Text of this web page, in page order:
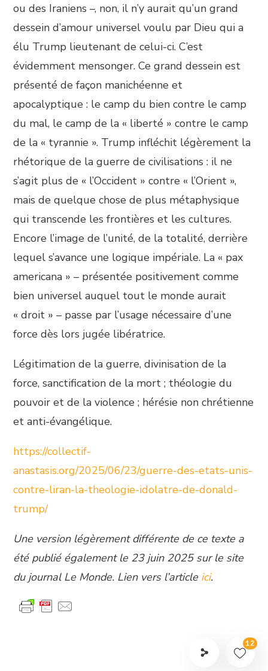
ou des Iraniens –, non, il n’y aurait qu’un grand
dessein d’amour universel voulu par Dieu qui a
élu Trump lieutenant de celui-ci. C’est
évidemment mensonger. Ce grand dessein est
présenté de façon manichéenne et
apocalyptique : le camp du bien contre le camp
du mal, le camp de la « liberté » contre le camp
de la « tyrannie ». Trump infléchit légèrement la
rhétorique de la guerre de civilisations : il ne
s’agit plus de « l’Occident » contre « l’Orient »,
mais de quelque chose de plus métaphysique
qui transcende les frontières et les cultures.
Encore l’image de l’unité, de la totalité, derrière
lequel s’avance une logique impériale. La « pax
americana » – présentée positivement comme
bien universel auquel tout le monde aurait
« droit » – passe par l’usage nécessaire d’une
force dès lors jugée libératrice.
Légitimation de la guerre, divinisation de la
force, sanctification de la mort ; théologie du
pouvoir et de la violence ; hérésie non chrétienne
et anti-évangélique.
https://collectif-
anastasis.org/2025/06/23/guerre-des-etats-unis-
contre-liran-la-theologie-idolatre-de-donald-
trump/
Une version légèrement différente de ce texte a
été publié également le 23 juin 2025 sur le site
du journal Le Monde. Lien vers l’articleici.
12